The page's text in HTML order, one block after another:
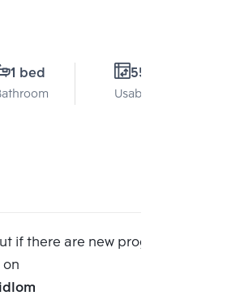
1 bed 55 Sq.m.
Usable area
if there are new program